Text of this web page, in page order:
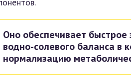
Оно обеспечивает быстрое
водно-солевого баланса в
нормализацию